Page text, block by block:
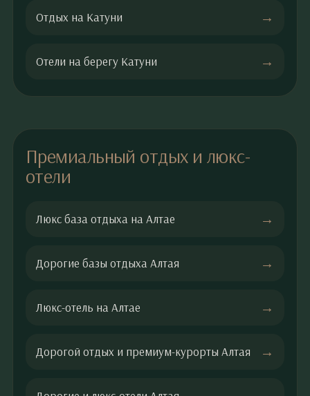
Отдых на Катуни
Отели на берегу Катуни
Премиальный отдых и люкс-
отели
Люкс база отдыха на Алтае
Дорогие базы отдыха Алтая
Люкс-отель на Алтае
Дорогой отдых и премиум-курорты Алтая